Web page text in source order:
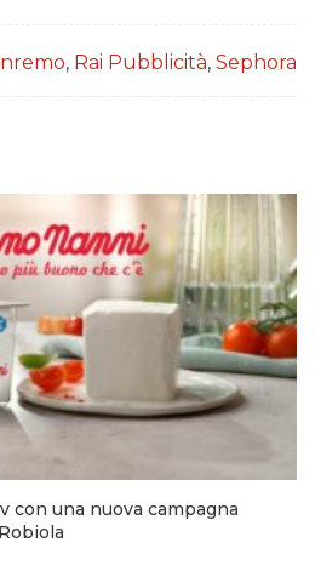
, Rai Pubblicità, Sephora
con una nuova campagna